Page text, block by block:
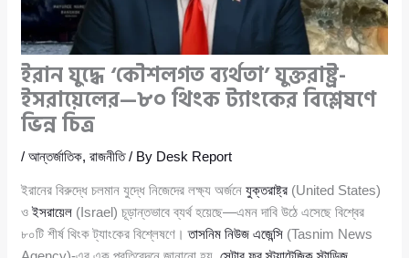
ইরান যুদ্ধে ‘কৌশলগত ব্যর্থতা’ যুক্তরাষ্ট্র-
ইসরায়েলের—৮০ থিংক ট্যাংকের বিশ্লেষণে
ভিন্ন চিত্র
/আন্তর্জাতিক,রাজনীতি/ By Desk Report
ইরানের বিরুদ্ধে চলমান যুদ্ধে নিজেদের লক্ষ্য অর্জনেযুক্তরাষ্ট্র (United States)
ওইসরায়েল (Israel) চূড়ান্তভাবে ব্যর্থ হয়েছে—এমন দাবি উঠে এসেছে বিশ্বের
৮০টি শীর্ষ থিংক ট্যাংকের বিশ্লেষণে।তাসনিম নিউজ এজেন্সি (Tasnim News